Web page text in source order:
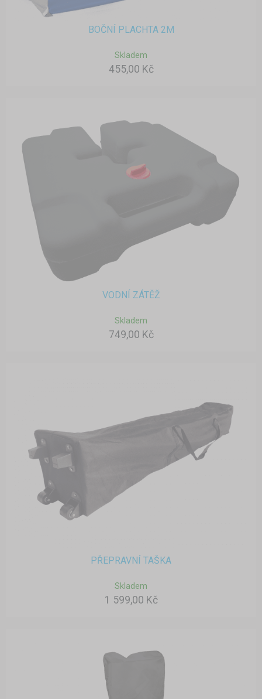
BOČNÍ PLACHTA 2M
Skladem
455,00 Kč
VODNÍ ZÁTĚŽ
Skladem
749,00 Kč
PŘEPRAVNÍ TAŠKA
Skladem
1 599,00 Kč